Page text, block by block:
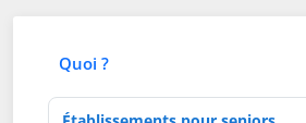
Quoi ?
Type d'établissement